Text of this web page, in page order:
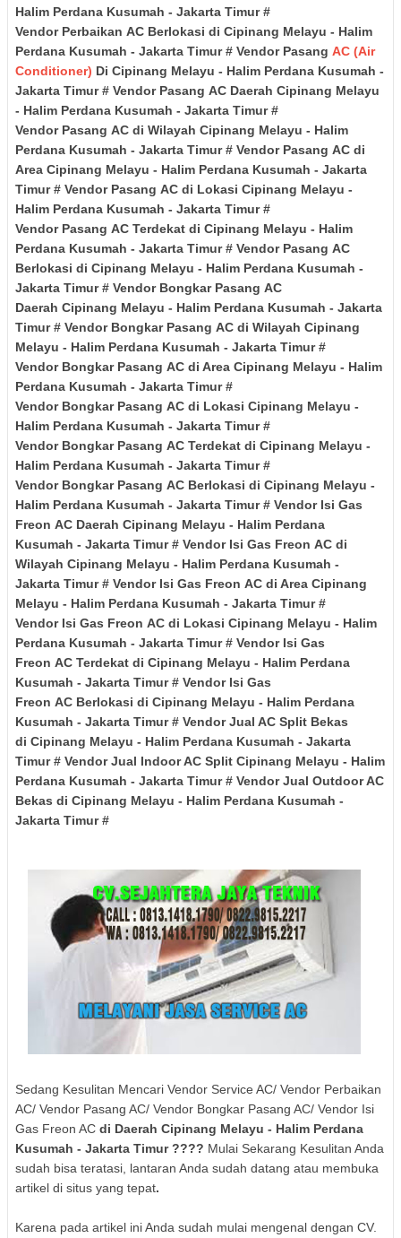
Halim Perdana Kusumah - Jakarta Timur#
Vendor Perbaikan AC Berlokasi di Cipinang Melayu - Halim
Perdana Kusumah - Jakarta Timur# Vendor Pasang AC (Air
Conditioner) Di Cipinang Melayu - Halim Perdana Kusumah -
Jakarta Timur# Vendor Pasang AC Daerah Cipinang Melayu
- Halim Perdana Kusumah - Jakarta Timur#
Vendor Pasang AC di Wilayah Cipinang Melayu - Halim
Perdana Kusumah - Jakarta Timur# Vendor Pasang AC di
Area Cipinang Melayu - Halim Perdana Kusumah - Jakarta
Timur# Vendor Pasang AC di Lokasi Cipinang Melayu -
Halim Perdana Kusumah - Jakarta Timur#
Vendor Pasang AC Terdekat di Cipinang Melayu - Halim
Perdana Kusumah - Jakarta Timur# Vendor Pasang AC
Berlokasi di Cipinang Melayu - Halim Perdana Kusumah -
Jakarta Timur# Vendor Bongkar Pasang AC
Daerah Cipinang Melayu - Halim Perdana Kusumah - Jakarta
Timur# Vendor Bongkar Pasang AC di Wilayah Cipinang
Melayu - Halim Perdana Kusumah - Jakarta Timur#
Vendor Bongkar Pasang AC di Area Cipinang Melayu - Halim
Perdana Kusumah - Jakarta Timur#
Vendor Bongkar Pasang AC di Lokasi Cipinang Melayu -
Halim Perdana Kusumah - Jakarta Timur#
Vendor Bongkar Pasang AC Terdekat di Cipinang Melayu -
Halim Perdana Kusumah - Jakarta Timur#
Vendor Bongkar Pasang AC Berlokasi di Cipinang Melayu -
Halim Perdana Kusumah - Jakarta Timur# Vendor Isi Gas
Freon AC Daerah Cipinang Melayu - Halim Perdana
Kusumah - Jakarta Timur# Vendor Isi Gas Freon AC di
Wilayah Cipinang Melayu - Halim Perdana Kusumah -
Jakarta Timur# Vendor Isi Gas Freon AC di Area Cipinang
Melayu - Halim Perdana Kusumah - Jakarta Timur#
Vendor Isi Gas Freon AC di Lokasi Cipinang Melayu - Halim
Perdana Kusumah - Jakarta Timur# Vendor Isi Gas
Freon AC Terdekat di Cipinang Melayu - Halim Perdana
Kusumah - Jakarta Timur# Vendor Isi Gas
Freon AC Berlokasi di Cipinang Melayu - Halim Perdana
Kusumah - Jakarta Timur# Vendor Jual AC Split Bekas
di Cipinang Melayu - Halim Perdana Kusumah - Jakarta
Timur# Vendor Jual Indoor AC Split Cipinang Melayu - Halim
Perdana Kusumah - Jakarta Timur# Vendor Jual Outdoor AC
Bekas di Cipinang Melayu - Halim Perdana Kusumah -
Jakarta Timur #
Sedang Kesulitan Mencari Vendor Service AC/ Vendor Perbaikan
AC/ Vendor Pasang AC/ Vendor Bongkar Pasang AC/ Vendor Isi
Gas Freon AC di Daerah Cipinang Melayu - Halim Perdana
Kusumah - Jakarta Timur???? Mulai Sekarang Kesulitan Anda
sudah bisa teratasi, lantaran Anda sudah datang atau membuka
artikel di situs yang tepat.
Karena pada artikel ini Anda sudah mulai mengenal dengan CV.